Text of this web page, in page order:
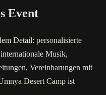
Event
Detail: personalisierte
Musik,
Vereinbarungen mit
Desert Camp ist